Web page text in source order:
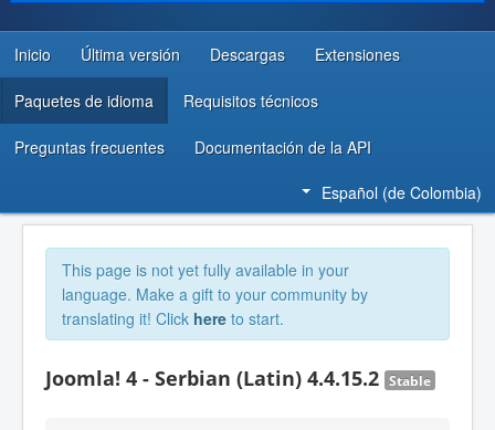
RECURSOS PARA DESARROLLADORES
Inicio Última versión Descargas Extensiones
Paquetes de idioma Requisitos técnicos
Preguntas frecuentes Documentación de la API
Español (de Colombia)
This page is not yet fully available in your
language. Make a gift to your community by
translating it! Click here to start.
Joomla! 4 - Serbian (Latin) 4.4.15.2 Stable